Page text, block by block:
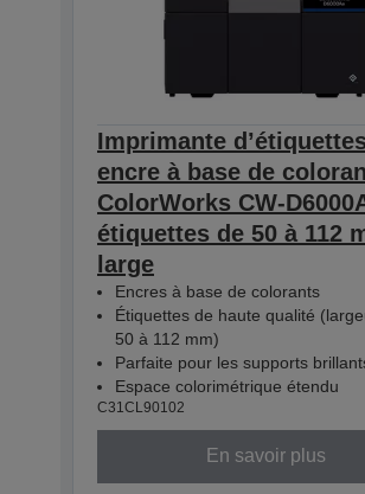
Imprimante
encre à base de
ColorWorks CW-
étiquettes de 50 à 112
large
Encres à base de colorants
Étiquettes de haute qualité
50 à 112 mm)
Parfaite pour les supports
Espace colorimétrique étendu
C31CL90102
En savoir plus